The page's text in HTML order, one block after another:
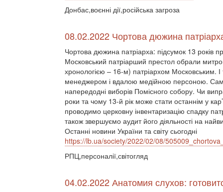
Донбас,воєнні дії,російська загроза
08.02.2022 Чортова дюжина
Чортова дюжина патріарха: підсумок 13 років
Московський патріарший престол обрали
хронологією – 16-м) патріархом Московським.
менеджером і вдалою медійною персоною.
напередодні виборів Помісного собору. Чи
роки та чому 13-й рік може стати останнім у
проводимо церковну інвентаризацію спадку
також звершуємо аудит його діяльності на
Останні новини України та світу сьогодні
https://lb.ua/society/2022/02/08/
РПЦ,персоналії,світогляд
04.02.2022 Анатомия слухов: